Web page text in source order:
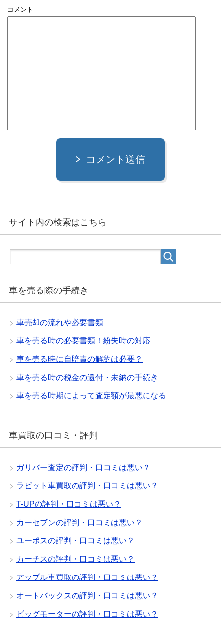
コメント
コメント送信
サイト内の検索はこちら
車を売る際の手続き
車売却の流れや必要書類
車を売る時の必要書類！紛失時の対応
車を売る時に自賠責の解約は必要？
車を売る時の税金の還付・未納の手続き
車を売る時期によって査定額が最悪になる
車買取の口コミ・評判
ガリバー査定の評判・口コミは悪い？
ラビット車買取の評判・口コミは悪い？
T-UPの評判・口コミは悪い？
カーセブンの評判・口コミは悪い？
ユーポスの評判・口コミは悪い？
カーチスの評判・口コミは悪い？
アップル車買取の評判・口コミは悪い？
オートバックスの評判・口コミは悪い？
ビッグモーターの評判・口コミは悪い？